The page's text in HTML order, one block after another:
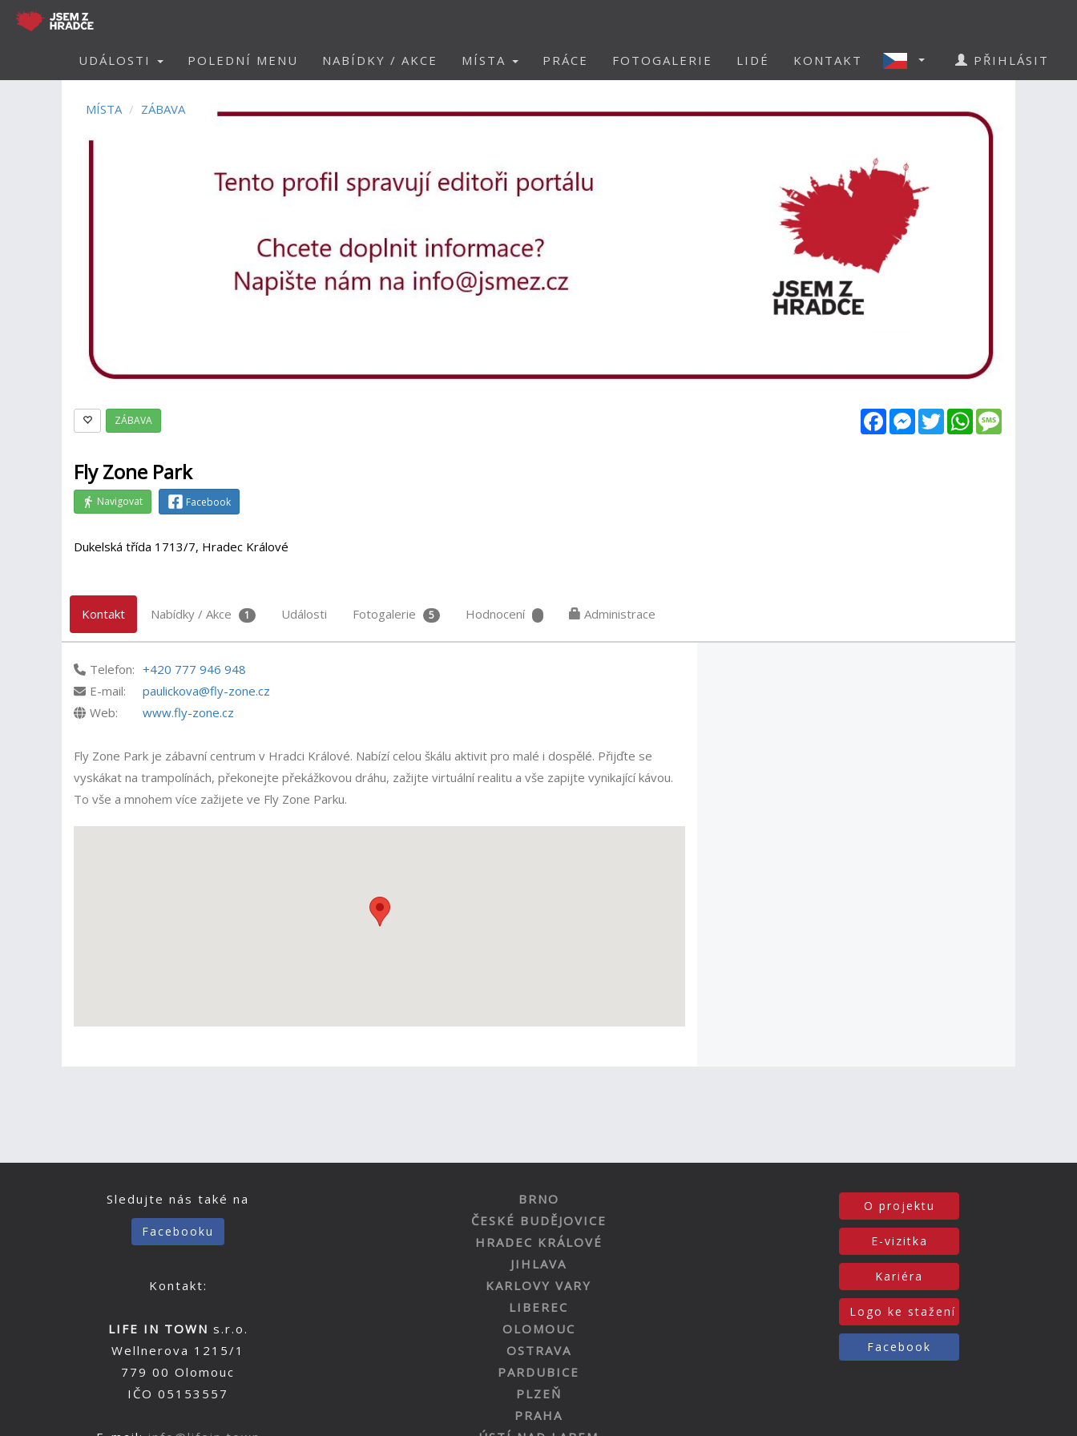
UDÁLOSTI POLEDNÍ MENU NABÍDKY / AKCE MÍSTA PRÁCE FOTOGALERIE LIDÉ KONTAKT PŘIHLÁSIT
MÍSTA ZÁBAVA
FacebookMessenger
TwitterWhatsApp
ZÁBAVA
Fly Zone Park
Navigovat Facebook
Dukelská třída 1713/7, Hradec Králové
Kontakt Nabídky / Akce 1 Události Fotogalerie 5 Hodnocení Administrace
Telefon: +420 777 946 948
E-mail:
paulickova@fly-zone.cz
Web:
www.fly-zone.cz
Fly Zone Park je zábavní centrum v Hradci Králové. Nabízí celou škálu aktivit pro malé i dospělé. Přijďte se
vyskákat na trampolínách, překonejte překážkovou dráhu, zažijte virtuální realitu a vše zapijte vynikající kávou.
To vše a mnohem více zažijete ve Fly Zone Parku.
Sledujte nás také na
Facebooku
Kontakt:
LIFE IN TOWN s.r.o.
Wellnerova 1215/1
779 00 Olomouc
IČO 05153557
BRNO
ČESKÉ BUDĚJOVICE
HRADEC KRÁLOVÉ
JIHLAVA
KARLOVY VARY
LIBEREC
OLOMOUC
OSTRAVA
PARDUBICE
PLZEŇ
PRAHA
O projektu
E-vizitka
Kariéra
Logo ke stažení
Facebook